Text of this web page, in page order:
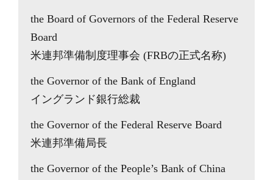
the Board of Governors of the Federal Reserve
Board
米連邦準備制度理事会 (FRBの正式名称)
the Governor of the Bank of England
イングランド銀行総裁
the Governor of the Federal Reserve Board
米連邦準備局長
the Governor of the People’s Bank of China